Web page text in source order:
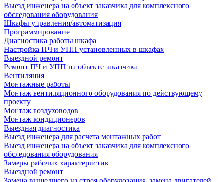
Выезд инженера на объект заказчика для комплексного
обследования оборудования
Шкафы управления/автоматизация
Программирование
Диагностика работы шкафа
Настройка ПЧ и УПП установленных в шкафах
Выездной ремонт
Ремонт ПЧ и УПП на объекте заказчика
Вентиляция
Монтажные работы
Монтаж вентиляционного оборудования по действующему
проекту
Монтаж воздуховодов
Монтаж кондиционеров
Выездная диагностика
Выезд инженера для расчета монтажных работ
Выезд инженера на объект заказчика для комплексного
обследования оборудования
Замеры рабочих характеристик
Выездной ремонт
Замена вышедшего из строя оборудования, замена двигателей